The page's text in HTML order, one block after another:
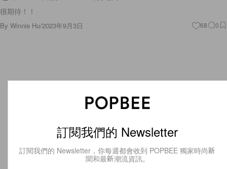
很期待！！
By Winnie Hu/2023年9月3日 68 0
訂閱我們的 Newsletter
訂閱我們的 Newsletter，你每週都會收到 POPBEE 獨家時尚新
聞和最新潮流資訊。